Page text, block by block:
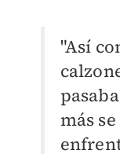
"Así
más